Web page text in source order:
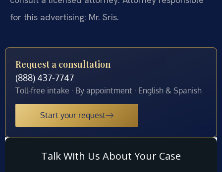
for this advertising: Mr. Sris.
Request a consultation
(888) 437-7747
Toll-free intake · By appointment · English & Spanish
Start your request